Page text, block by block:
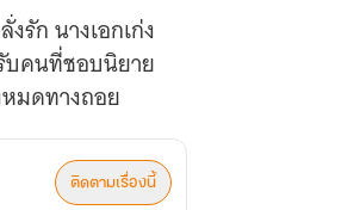
รัก นางเอกเก่ง
บคนที่ชอบนิยาย
มดทางถอย
ติดตามเรื่องนี้